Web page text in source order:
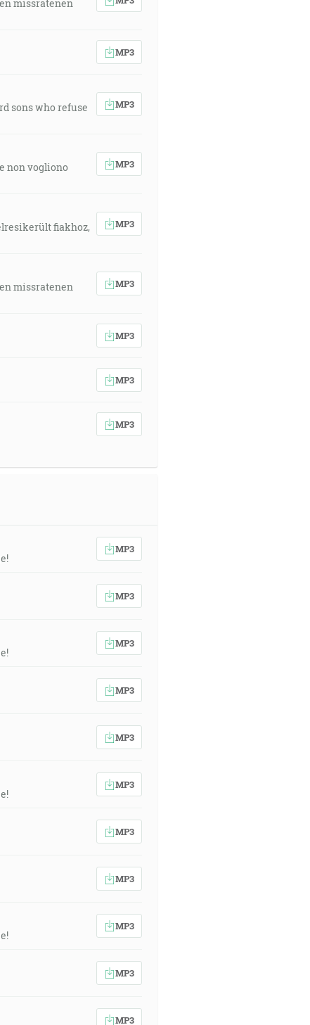
missratenen
MP3
sons who refuse
MP3
non vogliono
MP3
fiakhoz,
MP3
missratenen
MP3
MP3
MP3
MP3
MP3
MP3
MP3
MP3
MP3
MP3
MP3
MP3
MP3
MP3
MP3